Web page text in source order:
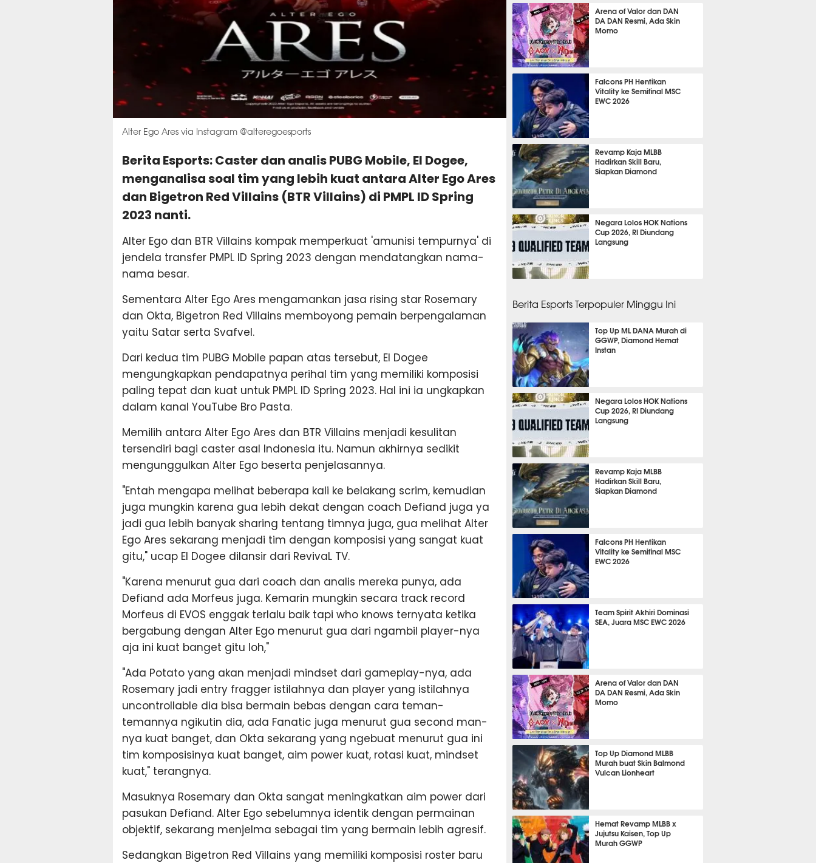
Alter Ego Ares via Instagram @alteregoesports
Berita Esports: Caster dan analis PUBG Mobile, El Dogee,
menganalisa soal tim yang lebih kuat antara Alter Ego Ares
dan Bigetron Red Villains (BTR Villains) di PMPL ID Spring
2023 nanti.
Alter Ego dan BTR Villains kompak memperkuat 'amunisi tempurnya' di
jendela transfer PMPL ID Spring 2023 dengan mendatangkan nama-
nama besar.
Sementara Alter Ego Ares mengamankan jasa rising star Rosemary
dan Okta, Bigetron Red Villains memboyong pemain berpengalaman
yaitu Satar serta Svafvel.
Dari kedua tim PUBG Mobile papan atas tersebut, El Dogee
mengungkapkan pendapatnya perihal tim yang memiliki komposisi
paling tepat dan kuat untuk PMPL ID Spring 2023. Hal ini ia ungkapkan
dalam kanal YouTube Bro Pasta.
Memilih antara Alter Ego Ares dan BTR Villains menjadi kesulitan
tersendiri bagi caster asal Indonesia itu. Namun akhirnya sedikit
mengunggulkan Alter Ego beserta penjelasannya.
"Entah mengapa melihat beberapa kali ke belakang scrim, kemudian
juga mungkin karena gua lebih dekat dengan coach Defiand juga ya
jadi gua lebih banyak sharing tentang timnya juga, gua melihat Alter
Ego Ares sekarang menjadi tim dengan komposisi yang sangat kuat
gitu," ucap El Dogee dilansir dari RevivaL TV.
"Karena menurut gua dari coach dan analis mereka punya, ada
Defiand ada Morfeus juga. Kemarin mungkin secara track record
Morfeus di EVOS enggak terlalu baik tapi who knows ternyata ketika
bergabung dengan Alter Ego menurut gua dari ngambil player-nya
aja ini kuat banget gitu loh,"
"Ada Potato yang akan menjadi mindset dari gameplay-nya, ada
Rosemary jadi entry fragger istilahnya dan player yang istilahnya
uncontrollable dia bisa bermain bebas dengan cara teman-
temannya ngikutin dia, ada Fanatic juga menurut gua second man-
nya kuat banget, dan Okta sekarang yang ngebuat menurut gua ini
tim komposisinya kuat banget, aim power kuat, rotasi kuat, mindset
kuat," terangnya.
Masuknya Rosemary dan Okta sangat meningkatkan aim power dari
pasukan Defiand. Alter Ego sebelumnya identik dengan permainan
objektif, sekarang menjelma sebagai tim yang bermain lebih agresif.
Sedangkan Bigetron Red Villains yang memiliki komposisi roster baru
6 hari 12 jam lalu
Arena of Valor dan DAN
DA DAN Resmi, Ada Skin
Momo
6 hari 13 jam lalu
Falcons PH Hentikan
Vitality ke Semifinal MSC
EWC 2026
1 minggu lalu
Revamp Kaja MLBB
Hadirkan Skill Baru,
Siapkan Diamond
1 minggu 1 hari lalu
Negara Lolos HOK Nations
Cup 2026, RI Diundang
Langsung
Berita Esports Terpopuler Minggu Ini
Top Up ML DANA Murah di
GGWP, Diamond Hemat
Instan
ESPORTS
Negara Lolos HOK Nations
Cup 2026, RI Diundang
Langsung
ESPORTS
Revamp Kaja MLBB
Hadirkan Skill Baru,
Siapkan Diamond
ESPORTS
Falcons PH Hentikan
Vitality ke Semifinal MSC
EWC 2026
ESPORTS
Team Spirit Akhiri Dominasi
SEA, Juara MSC EWC 2026
ESPORTS
Arena of Valor dan DAN
DA DAN Resmi, Ada Skin
Momo
ESPORTS
Top Up Diamond MLBB
Murah buat Skin Balmond
Vulcan Lionheart
ESPORTS
Hemat Revamp MLBB x
Jujutsu Kaisen, Top Up
Murah GGWP